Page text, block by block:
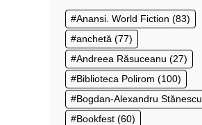
Anansi. World Fiction (83)
anchetă (77)
Andreea Răsuceanu (27)
Biblioteca Polirom (100)
Bogdan-Alexandru Stănescu
Bookfest (60)